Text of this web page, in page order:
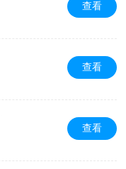
查看
查看
查看